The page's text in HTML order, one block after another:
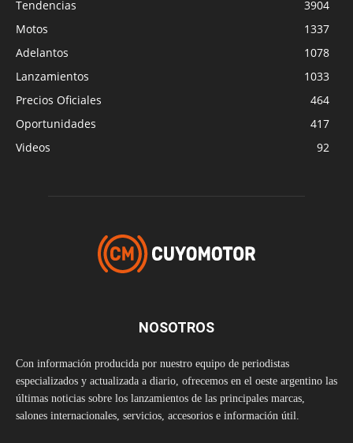
Tendencias
3904
Motos
1337
Adelantos
1078
Lanzamientos
1033
Precios Oficiales
464
Oportunidades
417
Videos
92
NOSOTROS
Con información producida por nuestro equipo de periodistas
especializados y actualizada a diario, ofrecemos en el oeste argentino las
últimas noticias sobre los lanzamientos de las principales marcas,
salones internacionales, servicios, accesorios e información útil.